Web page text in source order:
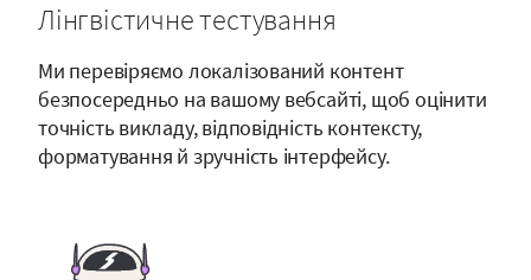
Лінгвістичне тестування
Ми перевіряємо локалізований контент
безпосередньо на вашому вебсайті, щоб оцінити
точність викладу, відповідність контексту,
форматування й зручність інтерфейсу.